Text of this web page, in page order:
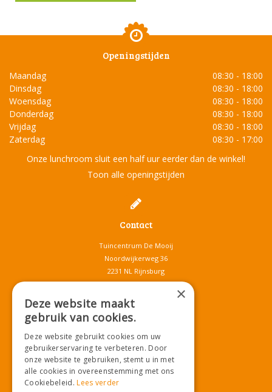
Openingstijden
Maandag
08:30 - 18:00
Dinsdag
08:30 - 18:00
Woensdag
08:30 - 18:00
Donderdag
08:30 - 18:00
Vrijdag
08:30 - 18:00
Zaterdag
08:30 - 17:00
Onze lunchroom sluit een half uur eerder dan de winkel!
Toon alle openingstijden
Contact
Tuincentrum De Mooij
Noordwijkerweg 36
2231 NL Rijnsburg
T.071-4080959
info@tuincentrumdemooij.nl
Download onze App!
×
Deze website maakt
gebruik van cookies.
Deze website gebruikt cookies om uw
gebruikerservaring te verbeteren. Door
onze website te gebruiken, stemt u in met
alle cookies in overeenstemming met ons
Cookiebeleid.Lees verder